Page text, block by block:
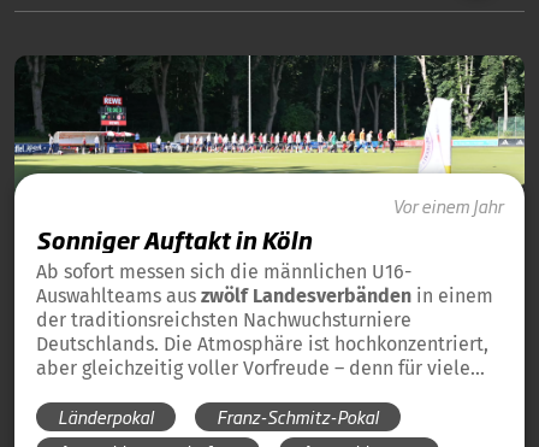
Vor einem Jahr
Sonniger Auftakt in Köln
Ab sofort messen sich die männlichen U16-
Auswahlteams aus zwölf Landesverbänden in einem
der traditionsreichsten Nachwuchsturniere
Deutschlands. Die Atmosphäre ist hochkonzentriert,
aber gleichzeitig voller Vorfreude – denn für viele
Bundesebene.
Länderpokal
Franz-Schmitz-Pokal